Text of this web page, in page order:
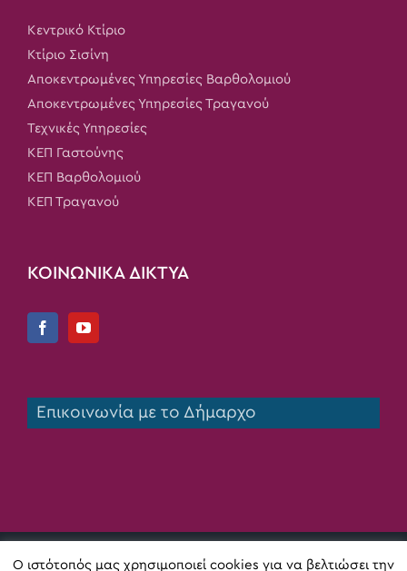
Κεντρικό Κτίριο
Κτίριο Σισίνη
Αποκεντρωμένες Υπηρεσίες Βαρθολομιού
Αποκεντρωμένες Υπηρεσίες Τραγανού
Τεχνικές Υπηρεσίες
ΚΕΠ Γαστούνης
ΚΕΠ Βαρθολομιού
ΚΕΠ Τραγανού
ΚΟΙΝΩΝΙΚΑ ΔΙΚΤΥΑ
Επικοινωνία με το Δήμαρχο
Copyright 2020 Δήμος Πηνειού | All Rights Reserved |
Ο ιστότοπός μας χρησιμοποιεί cookies για να βελτιώσει την